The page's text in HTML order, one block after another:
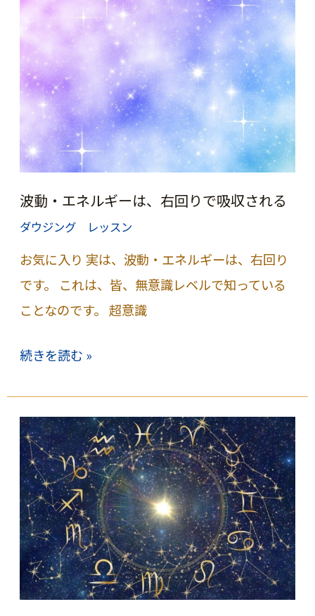
波
エ
ネ
ル
ギ
ー
解
放
波動・エネルギーは、右回りで吸収される
ダウジング レッスン
お気に入り 実は、波動・エネルギーは、右回り
です。 これは、皆、無意識レベルで知っている
ことなのです。 超意識
波
ネ
ル
ギ
ー
は、
右
回
続きを読む »